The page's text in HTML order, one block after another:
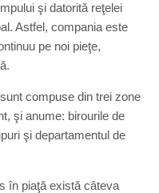
şi datorită reţelei
Astfel, compania este
pe noi pieţe,
compuse din trei zone
şi anume: birourile de
şi departamentul de
în piaţă există câteva